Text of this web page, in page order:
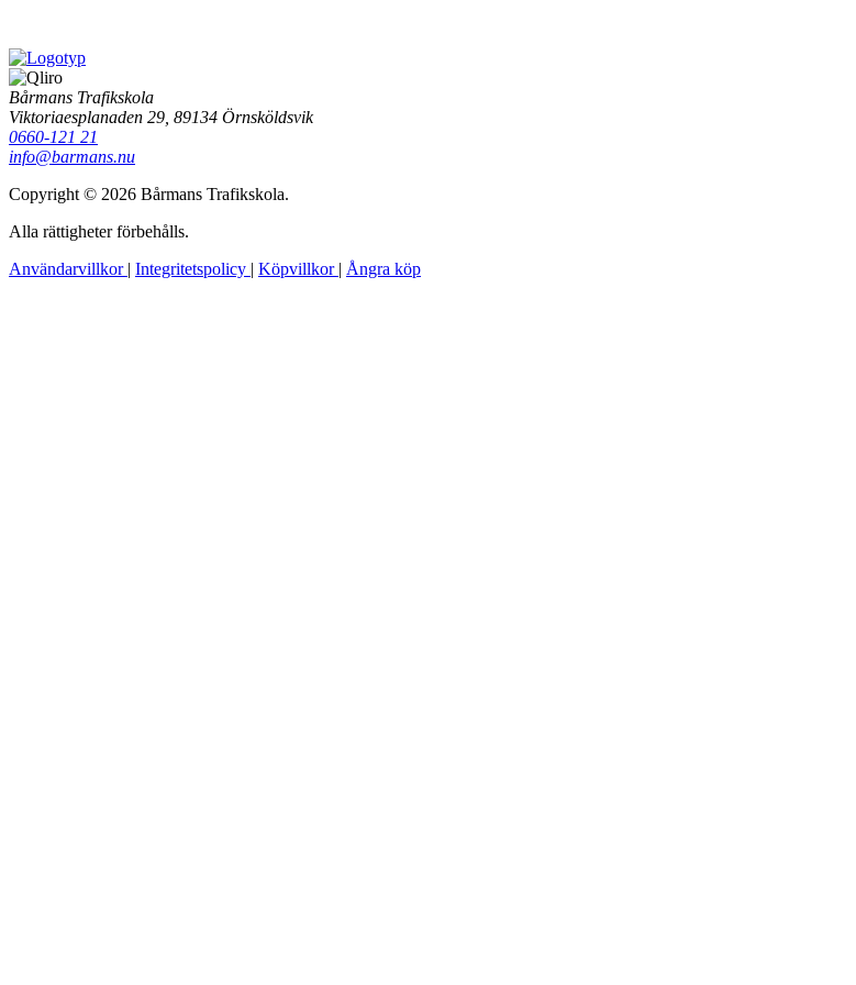
Bårmans Trafikskola
Viktoriaesplanaden 29, 89134 Örnsköldsvik
0660-121 21
info@barmans.nu
Copyright © 2026 Bårmans Trafikskola.
Alla rättigheter förbehålls.
Användarvillkor | Integritetspolicy | Köpvillkor | Ångra köp